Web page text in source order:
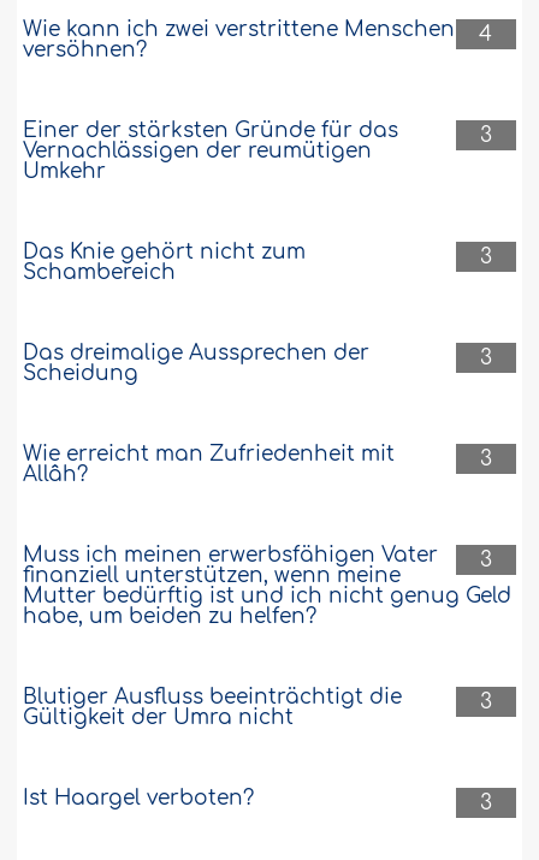
4
Wie kann ich zwei verstrittene Menschen
versöhnen?
3
Einer der stärksten Gründe für das
Vernachlässigen der reumütigen
Umkehr
3
Das Knie gehört nicht zum
Schambereich
3
Das dreimalige Aussprechen der
Scheidung
3
Wie erreicht man Zufriedenheit mit
Allâh?
3
Muss ich meinen erwerbsfähigen Vater
finanziell unterstützen, wenn meine
Mutter bedürftig ist und ich nicht genug Geld
habe, um beiden zu helfen?
3
Blutiger Ausfluss beeinträchtigt die
Gültigkeit der Umra nicht
3
Ist Haargel verboten?